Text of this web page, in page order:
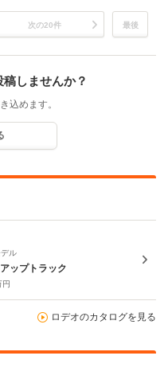
次の20件 最後
しませんか？
込めます。
ル
ップトラック
円
ロデオのカタログを見る